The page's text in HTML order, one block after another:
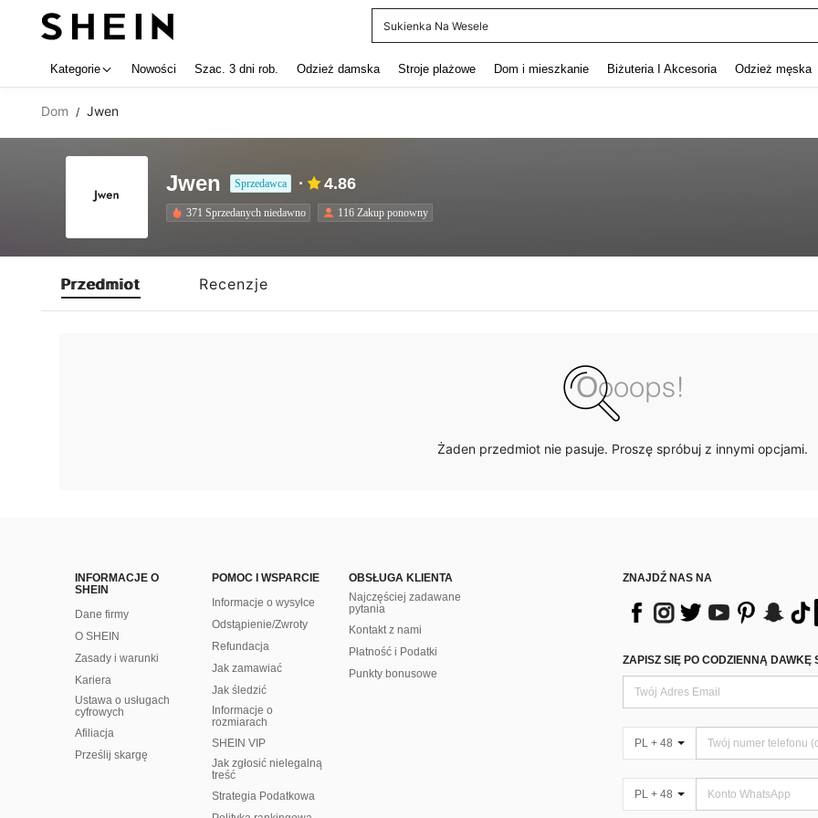
Sukienka Na Wesele
Kategorie Nowości Szac. 3 dni rob. Odzież damska Stroje plażowe Dom i mieszkanie Biżuteria I Akcesoria Odzież męska
Dom / Jwen
Jwen Sprzedawca 4.86
371 Sprzedanych niedawno 116 Zakup ponowny
Przedmiot Recenzje
Żaden przedmiot nie pasuje. Proszę spróbuj z innymi opcjami.
INFORMACJE O
SHEIN
Dane firmy
O SHEIN
Zasady i warunki
Kariera
Ustawa o usługach
cyfrowych
Afiliacja
Prześlij skargę
POMOC I WSPARCIE
Informacje o wysyłce
Odstąpienie/Zwroty
Refundacja
Jak zamawiać
Jak śledzić
Informacje o
rozmiarach
SHEIN VIP
Jak zgłosić nielegalną
treść
Strategia Podatkowa
OBSŁUGA KLIENTA
Najczęściej zadawane
pytania
Kontakt z nami
Płatność i Podatki
Punkty bonusowe
ZNAJDŹ NAS NA
ZAPISZ SIĘ PO CODZIENNĄ DAWKĘ
PL + 48
PL + 48